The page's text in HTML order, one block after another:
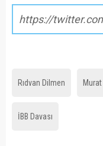
https://
Rıdvan Dilmen
İBB Davası